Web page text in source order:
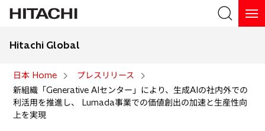
検索
Hitachi Global
日本 Home
プレスリリース
新組織「Generative AIセンター」により、生成AIの社内外での
利活用を推進し、 Lumada事業での価値創出の加速と生産性向
上を実現